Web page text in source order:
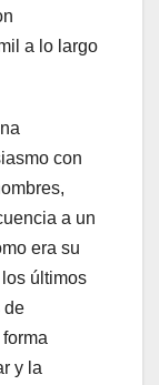
a lo largo
con
a un
era su
últimos
de
y la